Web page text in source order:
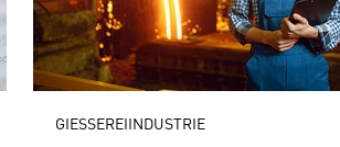
GIESSEREIINDUSTRIE